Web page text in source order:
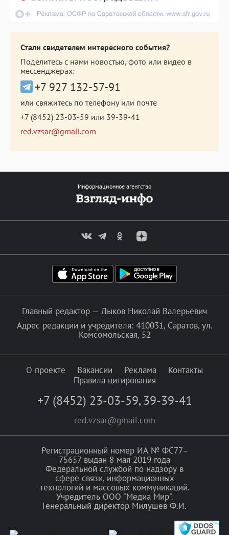
Стали свидетелем интересного события?
Поделитесь с нами новостью, фото или видео в
мессенджерах:
+7 927 132-57-91
или свяжитесь по телефону или почте
+7 (8452) 23-03-59 или 39-39-41
red.vzsar@gmail.com
Информационное агентство
Главный редактор — Лыков Николай Валерьевич
Адрес редакции и учредителя: 410031, Саратов, ул.
Комсомольская, 52
О проекте Вакансии Реклама
Контакты
Правила цитирования
+7 (8452) 23-03-59, 39-39-41
red.vzsar@gmail.com
Регистрационный номер ИА № ФС77–
75657 выдан 8 мая 2019 года
Федеральной службой по надзору в
сфере связи, информационных
технологий и массовых коммуникаций.
Учредитель ООО "Медиа Мир".
Генеральный директор Милушев Ф.И.